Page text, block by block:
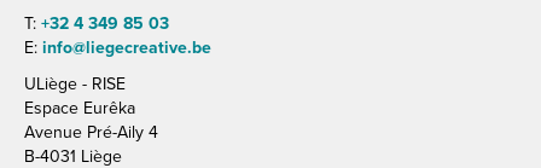
T: +32 4 349 85 03
E: info@liegecreative.be
ULiège - RISE
Espace Eurêka
Avenue Pré-Aily 4
B-4031 Liège